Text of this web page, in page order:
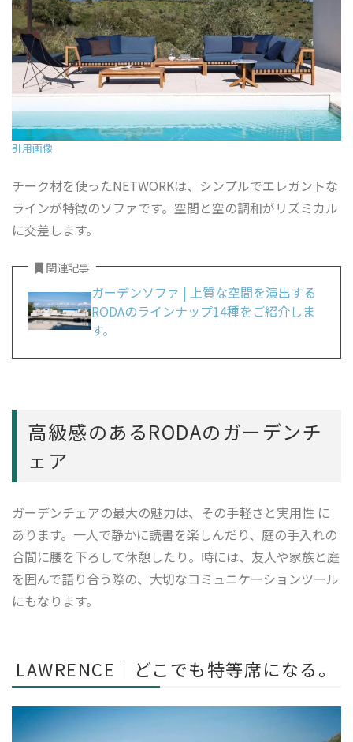
引用画像
チーク材を使ったNETWORKは、シンプルでエレガントな
ラインが特徴のソファです。空間と空の調和がリズミカル
に交差します。
関連記事
ガーデンソファ | 上質な空間を演出する
RODAのラインナップ14種をご紹介しま
す。
高級感のあるRODAのガーデンチ
ェア
ガーデンチェアの最大の魅力は、その手軽さと実用性 に
あります。一人で静かに読書を楽しんだり、庭の手入れの
合間に腰を下ろして休憩したり。時には、友人や家族と庭
を囲んで語り合う際の、大切なコミュニケーションツール
にもなります。
LAWRENCE｜どこでも特等席になる。